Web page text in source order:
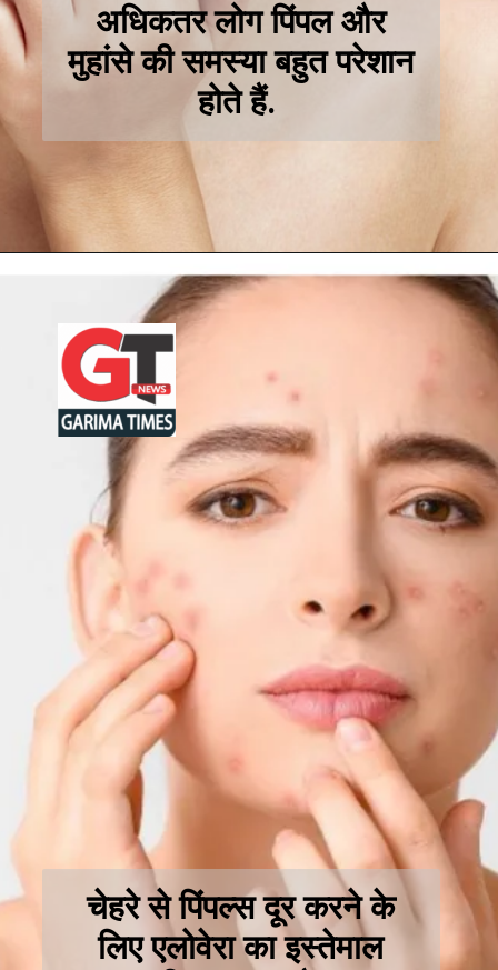
अधिकतर लोग पिंपल और
मुहांसे की समस्या बहुत परेशान
होते हैं.
चेहरे से पिंपल्स दूर करने के
लिए एलोवेरा का इस्तेमाल